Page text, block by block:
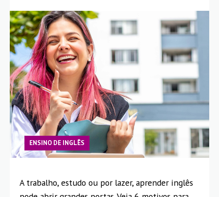
ENSINO DE INGLÊS
A trabalho, estudo ou por lazer, aprender inglês